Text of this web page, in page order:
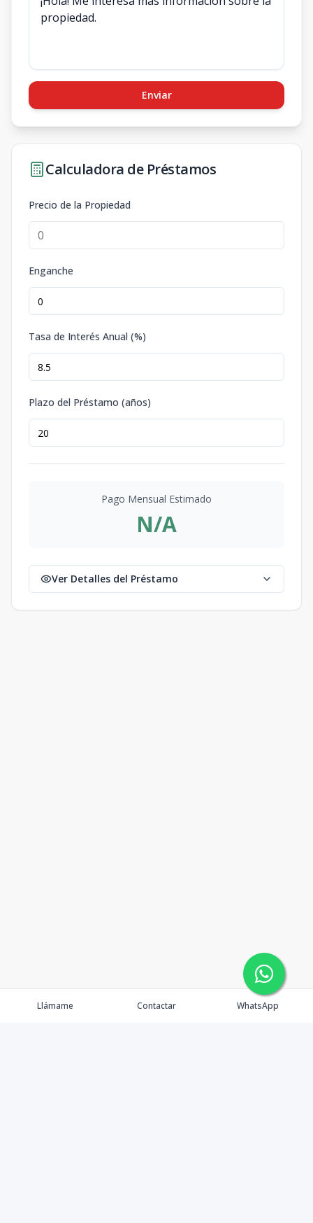
Enviar
Calculadora de Préstamos
Precio de la Propiedad
Enganche
Tasa de Interés Anual (%)
Plazo del Préstamo (años)
Pago Mensual Estimado
N/A
Ver Detalles del Préstamo
Llámame Contactar WhatsApp